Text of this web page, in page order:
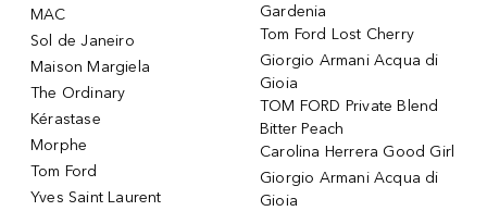
MAC
Sol de Janeiro
Maison Margiela
The Ordinary
Kérastase
Morphe
Tom Ford
Yves Saint Laurent
Gardenia
Tom Ford Lost Cherry
Giorgio Armani Acqua di
Gioia
TOM FORD Private Blend
Bitter Peach
Carolina Herrera Good Girl
Giorgio Armani Acqua di
Gioia